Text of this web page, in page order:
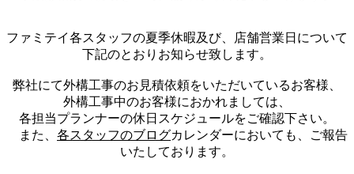
ファミテイ各スタッフの夏季休暇及び、店舗営業日について
下記のとおりお知らせ致します。
弊社にて外構工事のお見積依頼をいただいているお客様、
外構工事中のお客様におかれましては、
各担当プランナーの休日スケジュールをご確認下さい。
また、 各スタッフのブログカレンダーにおいても、ご報告
いたしております。